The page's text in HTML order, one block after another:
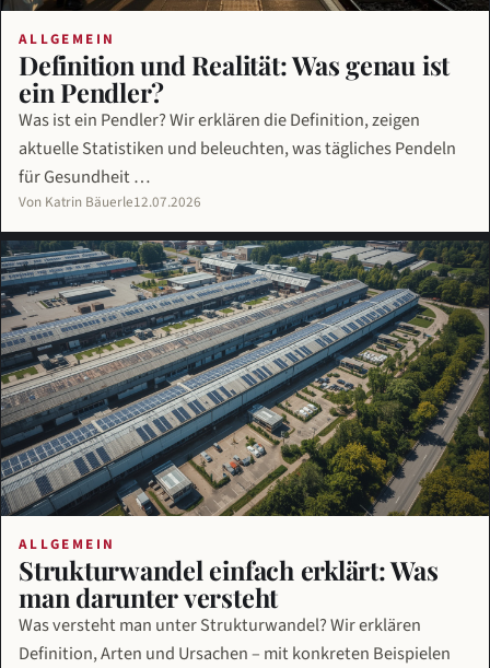
ALLGEMEIN
Definition und Realität: Was genau ist
ein Pendler?
Was ist ein Pendler? Wir erklären die Definition, zeigen
aktuelle Statistiken und beleuchten, was tägliches Pendeln
für Gesundheit …
Von Katrin Bäuerle12.07.2026
ALLGEMEIN
Strukturwandel einfach erklärt: Was
man darunter versteht
Was versteht man unter Strukturwandel? Wir erklären
Definition, Arten und Ursachen – mit konkreten Beispielen